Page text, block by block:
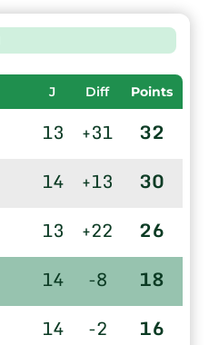
J Diff Points
13 +31 32
14 +13 30
13 +22 26
14 -8 18
14 -2 16